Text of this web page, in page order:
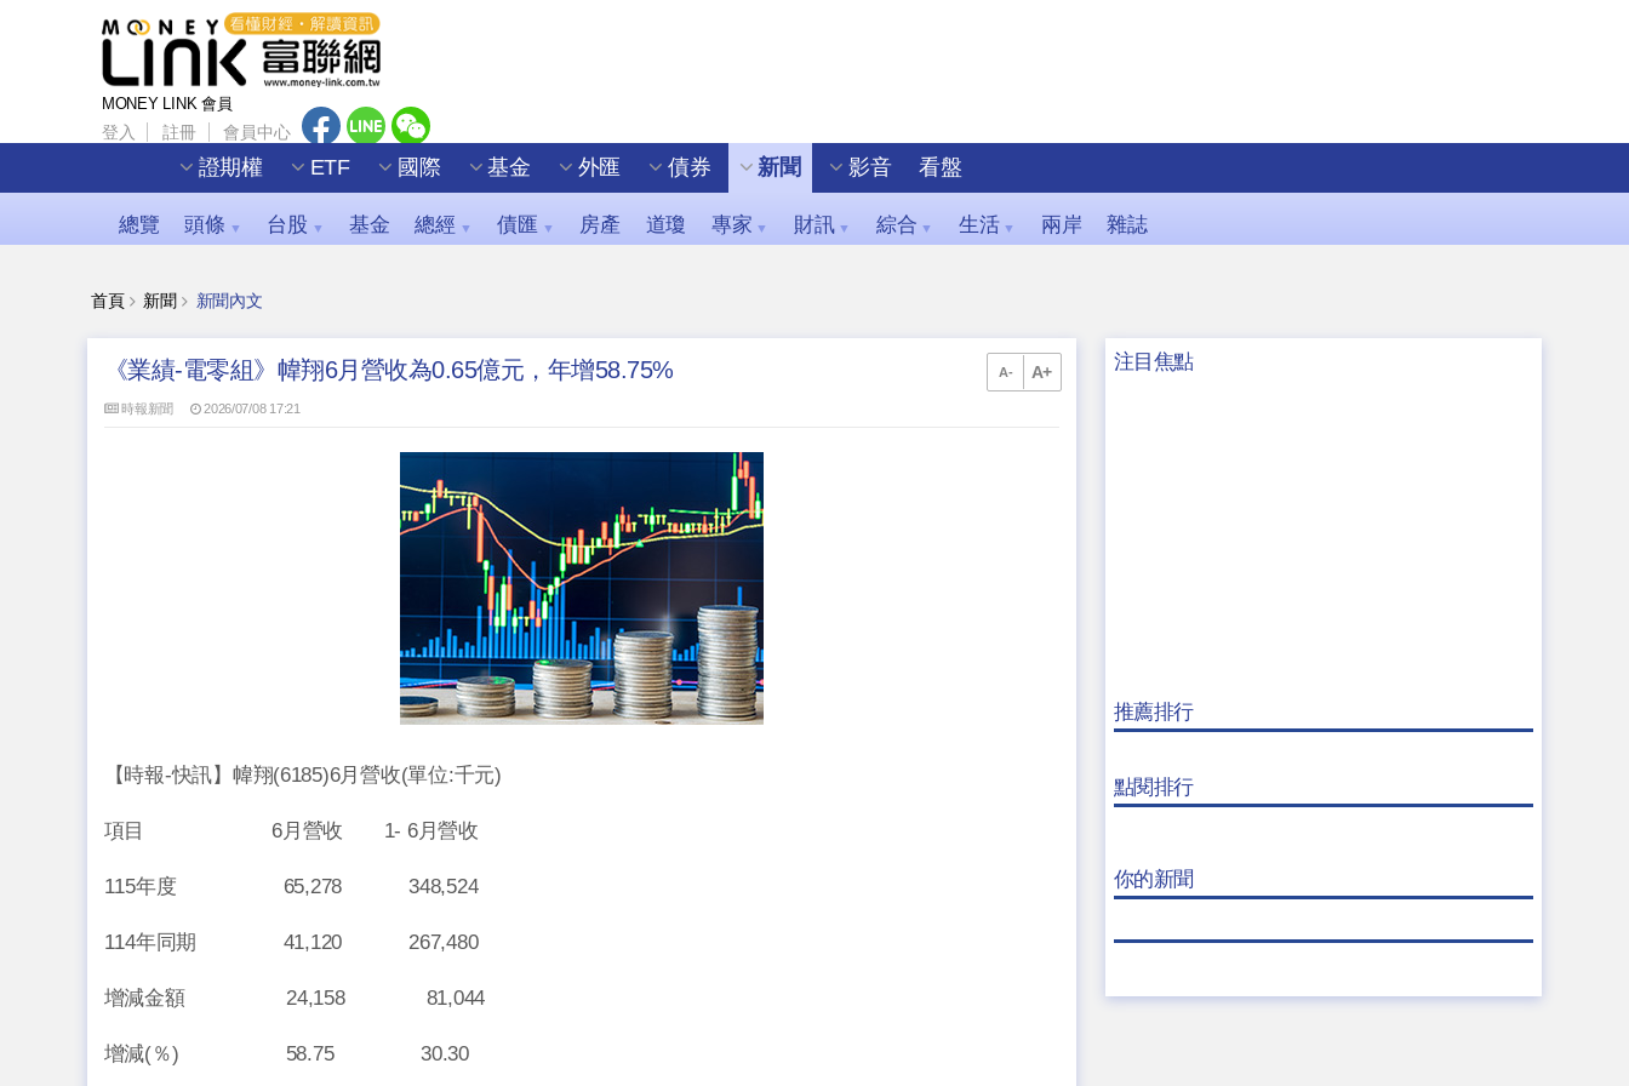
MONEY LINK 會員
登入 註冊 會員中心
證期權 ETF 國際 基金 外匯 債券 新聞 影音 看盤
總覽 頭條 ▼ 台股 ▼ 基金 總經 ▼ 債匯 ▼ 房產 道瓊 專家 ▼ 財訊 ▼ 綜合 ▼ 生活 ▼ 兩岸 雜誌
首頁 新聞 新聞內文
A- A+
《業績-電零組》幃翔6月營收為0.65億元，年增58.75%
時報新聞 2026/07/08 17:21
【時報-快訊】幃翔(6185)6月營收(單位:千元)
項目 6月營收 1- 6月營收
115年度 65,278 348,524
114年同期 41,120 267,480
增減金額 24,158 81,044
增減(％) 58.75 30.30
注目焦點
推薦排行
點閱排行
你的新聞